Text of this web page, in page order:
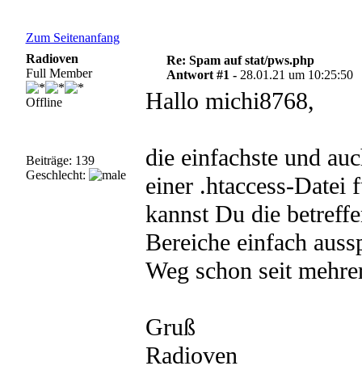
Zum Seitenanfang
Radioven
Full Member
Offline
Beiträge: 139
Geschlecht:
Re: Spam auf stat/pws.php
Antwort #1 - 28.01.21 um 10:25:50
Hallo michi8768,
die einfachste und
einer .htaccess-Datei
kannst Du die
Bereiche einfach
Weg schon seit
Gruß
Radioven